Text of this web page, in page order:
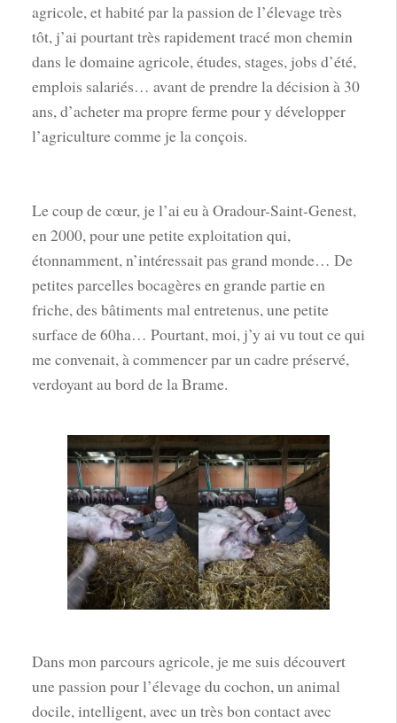
agricole, et habité par la passion de l’élevage très
tôt, j’ai pourtant très rapidement tracé mon chemin
dans le domaine agricole, études, stages, jobs d’été,
emplois salariés… avant de prendre la décision à 30
ans, d’acheter ma propre ferme pour y développer
l’agriculture comme je la conçois.
Le coup de cœur, je l’ai eu à Oradour-Saint-Genest,
en 2000, pour une petite exploitation qui,
étonnamment, n’intéressait pas grand monde… De
petites parcelles bocagères en grande partie en
friche, des bâtiments mal entretenus, une petite
surface de 60ha… Pourtant, moi, j’y ai vu tout ce qui
me convenait, à commencer par un cadre préservé,
verdoyant au bord de la Brame.
Dans mon parcours agricole, je me suis découvert
une passion pour l’élevage du cochon, un animal
docile, intelligent, avec un très bon contact avec